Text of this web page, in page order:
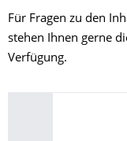
Für Fragen zu den
stehen Ihnen gerne
Verfügung.